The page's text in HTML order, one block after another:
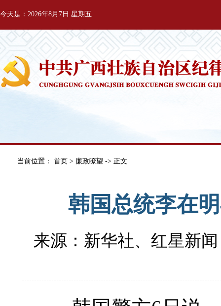
今天是：2026年8月7日 星期五
当前位置： 首页 > 廉政瞭望 -> 正文
韩国总统李在
来源：新华社、红星新闻